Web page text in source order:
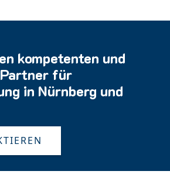
kompetenten und
für
in Nürnberg und